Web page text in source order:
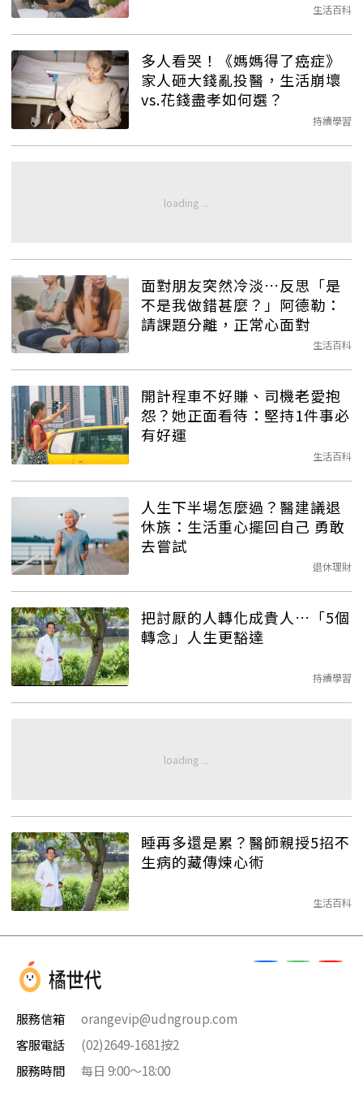
生活百科
多人看哭！《媽媽得了癌症》
家人砸大錢亂投醫，生活崩壞
vs.花錢盡孝如何選？
持續學習
面對朋友突然冷淡…反思「是
不是我做錯甚麼？」阿德勒：
請課題分離，正常心面對
生活百科
開計程車不好賺、司機老愛抱
怨？她正面看待：堅持1件事必
有好運
生活百科
人生下半場怎麼過？醫建議退
休族：生活重心擺回自己 勇敢
去嘗試
退休理財
把討厭的人轉化成貴人…「5個
轉念」人生更豁達
持續學習
睡再多還是累？醫師親授5招不
生病的藏傳煉心術
生活百科
服務信箱
orangevip@udngroup.com
客服電話
(02)2649-1681按2
服務時間
每日 9:00～18:00